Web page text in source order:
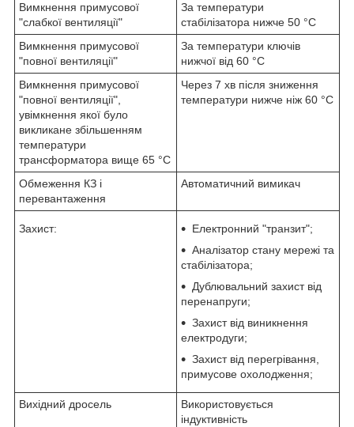
Вимкнення примусової
"слабкої вентиляції"
За температури
стабілізатора нижче 50 °C
Вимкнення примусової
"повної вентиляції"
За температури ключів
нижчої від 60 °C
Вимкнення примусової
"повної вентиляції",
увімкнення якої було
викликане збільшенням
температури
трансформатора вище 65 °C
Через 7 хв після зниження
температури нижче ніж 60 °C
Обмеження КЗ і
перевантаження
Автоматичний вимикач
Захист:
Електронний "транзит";
Аналізатор стану мережі та
стабілізатора;
Дублювальний захист від
перенапруги;
Захист від виникнення
електродуги;
Захист від перегрівання,
примусове охолодження;
Вихідний дросель
Використовується
індуктивність